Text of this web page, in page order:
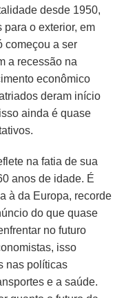
desde 1950,
para o exterior, em
começou a ser
a recessão na
econômico
deram início
ainda é quase
na fatia de sua
anos de idade. É
à da Europa, recorde
do que quase
no futuro
isso
nas políticas
e a saúde.